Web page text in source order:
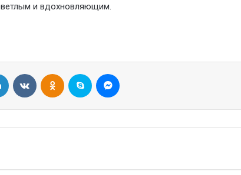
и вдохновляющим.
LinkedIn VKontakteOdnoklassniki
Skype